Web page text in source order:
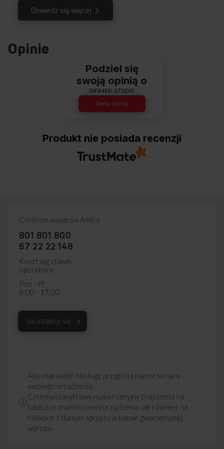
płynnej regulacji obrotów, dynamicznie dopasowuje ciśnienie
wody do programu i rodzaju naczyń. Efekt? Wyjątkowo ciche
znacznie przedłużona żywotność zmywarki.
FILTR SAMOCZYSZCZĄCY
lub zalegające w niej resztki jedzenia? Funkcja
samoczyszczącego filtra to innowacyjny układ dysz, który
sprawia, że w każdym cyklu mycia zanieczyszczenia są
usuwane, a sam filtr pozostaje czysty. Nie musisz już
oczyszczać sprzętu ręcznie, a zapach świeżości utrzymuje się
dłużej. Zyskujesz czas, lepsze efekty zmywania, a dodatkowo
ograniczasz zużycie energii.
Dowiedz się więcej
Opinie
Podziel się
swoją opinią o
DIF64E6i STUDIO
Dodaj opinię
Produkt nie posiada recenzji
Centrum wsparcia Amica
801 801 800
67 22 22 148
Koszt wg stawki
operatora
Pon - Pt
8:00 - 17:00
Skontaktuj się
Aby usprawnić obsługę przygotuj numer seryjny
swojego urządzenia.
Czternastocyfrowy numer seryjny znajdziesz na
tabliczce znamionowej urządzenia, jak również na
naklejce z danymi sprzętu w karcie gwarancyjnej
wyrobu.